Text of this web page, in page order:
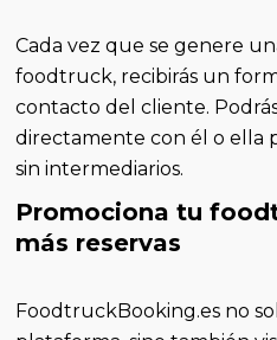
Cada vez que se genere
foodtruck, recibirás un
contacto del cliente.
directamente con él o ella
sin intermediarios.
Promociona tu
más reservas
FoodtruckBooking.es no